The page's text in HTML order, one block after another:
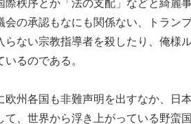
際秩序とか「法の支配」などと綺麗
会の承認もなにも関係ない、トラン
らない宗教指導者を殺したり、俺様
いるのである。
州各国も非難声明を出すなか、日
て、世界から浮き上がっている野蛮